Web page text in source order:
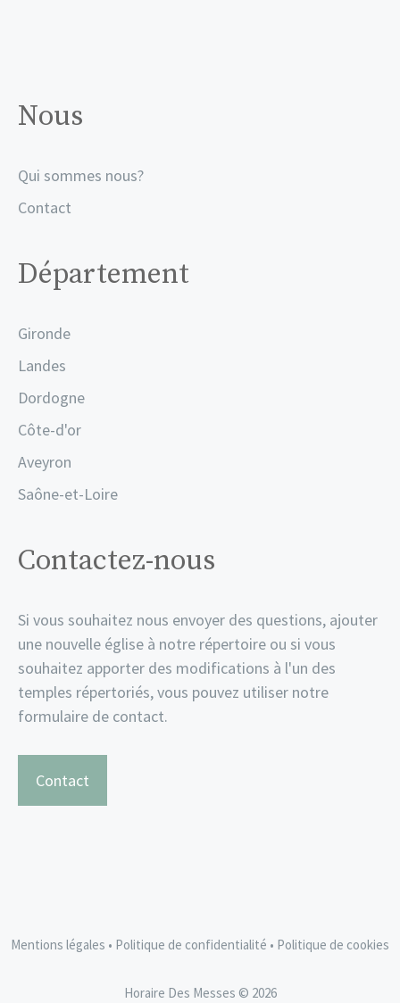
Nous
Qui sommes nous?
Contact
Département
Gironde
Landes
Dordogne
Côte-d'or
Aveyron
Saône-et-Loire
Contactez-nous
Si vous souhaitez nous envoyer des questions, ajouter
une nouvelle église à notre répertoire ou si vous
souhaitez apporter des modifications à l'un des
temples répertoriés, vous pouvez utiliser notre
formulaire de contact.
Contact
Mentions légales • Politique de confidentialité • Politique de cookies
Horaire Des Messes © 2026